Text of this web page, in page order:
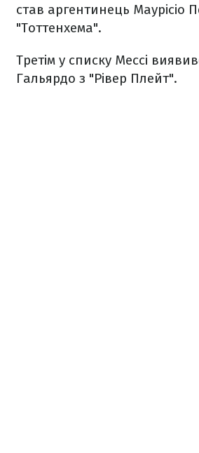
став аргентинець Маурісіо
"Тоттенхема".
Третім у списку Мессі
Гальярдо з "Рівер Плейт".